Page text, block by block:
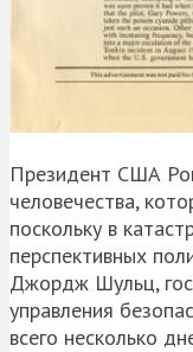
Президент США
человечества,
поскольку в
перспективных
Джордж Шульц,
управления
всего несколько